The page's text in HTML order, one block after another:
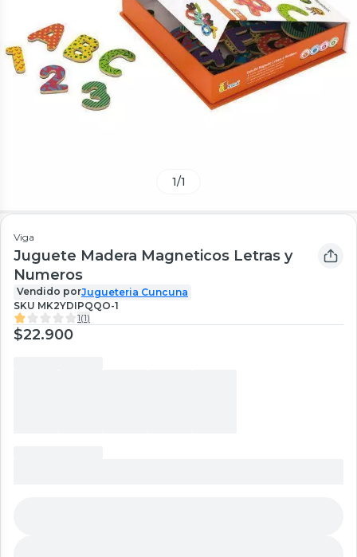
1/1
Viga
Juguete Madera Magneticos Letras y
Numeros
Vendido porJugueteria Cuncuna
SKU MK2YDIPQQO-1
1(1)
$22.900